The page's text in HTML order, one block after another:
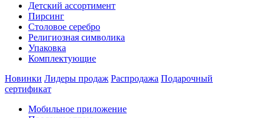
Детский ассортимент
Пирсинг
Столовое серебро
Религиозная символика
Упаковка
Комплектующие
Новинки Лидеры продаж Распродажа Подарочный
сертификат
Мобильное приложение